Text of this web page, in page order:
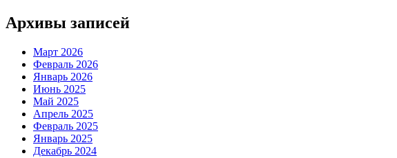
Архивы записей
Март 2026
Февраль 2026
Январь 2026
Июнь 2025
Май 2025
Апрель 2025
Февраль 2025
Январь 2025
Декабрь 2024